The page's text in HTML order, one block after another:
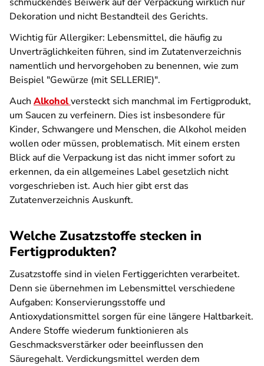
Dekoration und nicht Bestandteil des Gerichts.
Wichtig für Allergiker: Lebensmittel, die häufig zu
Unverträglichkeiten führen, sind im Zutatenverzeichnis
namentlich und hervorgehoben zu benennen, wie zum
Beispiel "Gewürze (mit SELLERIE)".
Auch Alkoholversteckt sich manchmal im Fertigprodukt,
um Saucen zu verfeinern. Dies ist insbesondere für
Kinder, Schwangere und Menschen, die Alkohol meiden
wollen oder müssen, problematisch. Mit einem ersten
Blick auf die Verpackung ist das nicht immer sofort zu
erkennen, da ein allgemeines Label gesetzlich nicht
vorgeschrieben ist. Auch hier gibt erst das
Zutatenverzeichnis Auskunft.
Welche Zusatzstoffe stecken in
Fertigprodukten?
Zusatzstoffe sind in vielen Fertiggerichten verarbeitet.
Denn sie übernehmen im Lebensmittel verschiedene
Aufgaben: Konservierungsstoffe und
Antioxydationsmittel sorgen für eine längere Haltbarkeit.
Andere Stoffe wiederum funktionieren als
Geschmacksverstärker oder beeinflussen den
Säuregehalt. Verdickungsmittel werden dem